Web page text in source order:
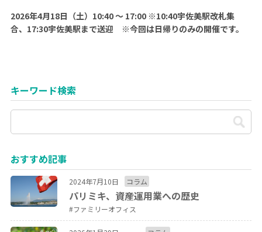
2026年4月18日（土）10:40 ～ 17:00 ※10:40宇佐美駅改札集
合、17:30宇佐美駅まで送迎 ※今回は日帰りのみの開催です。
キーワード検索
おすすめ記事
2024年7月10日 コラム
パリミキ、資産運用業への歴史
#ファミリーオフィス